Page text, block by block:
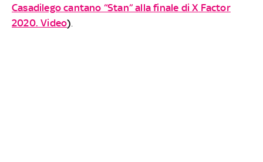
Casadilego cantano “Stan” alla finale di X Factor
2020. Video)